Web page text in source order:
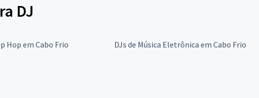
DJ
Hop em Cabo Frio DJs de Música Eletrônica em Cabo Frio